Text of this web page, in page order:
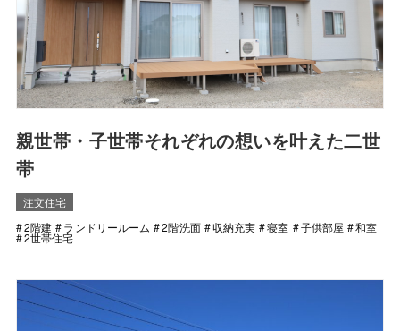
親世帯・子世帯それぞれの想いを叶えた二世
帯
注文住宅
2階建
ランドリールーム 2階洗面 収納充実 寝室 子供部屋 和室
2世帯住宅